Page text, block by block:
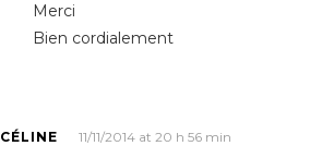
Merci
Bien cordialement
CÉLINE
11/11/2014 at 20 h 56 min